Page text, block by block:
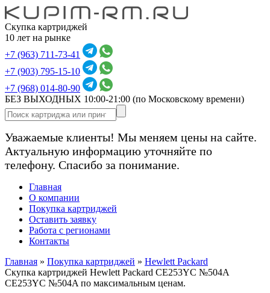
Скупка картриджей
10 лет на рынке
+7 (963) 711-73-41
+7 (903) 795-15-10
+7 (968) 014-80-90
БЕЗ ВЫХОДНЫХ 10:00-21:00 (по Московскому времени)
Уважаемые клиенты! Мы меняем цены на сайте.
Актуальную информацию уточняйте по
телефону. Спасибо за понимание.
Главная
О компании
Покупка картриджей
Оставить заявку
Работа с регионами
Контакты
Главная » Покупка картриджей » Hewlett Packard
Скупка картриджей Hewlett Packard CE253YC №504A
CE253YC №504A по максимальным ценам.